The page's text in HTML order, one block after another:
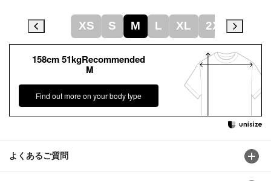
よくあるご質問
158cm 51kgRecommended
M
Find out more on your body type
XS S M L XL 2XL